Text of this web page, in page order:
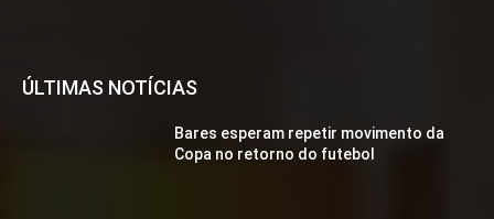
ÚLTIMAS NOTÍCIAS
Bares esperam repetir movimento da
Copa no retorno do futebol